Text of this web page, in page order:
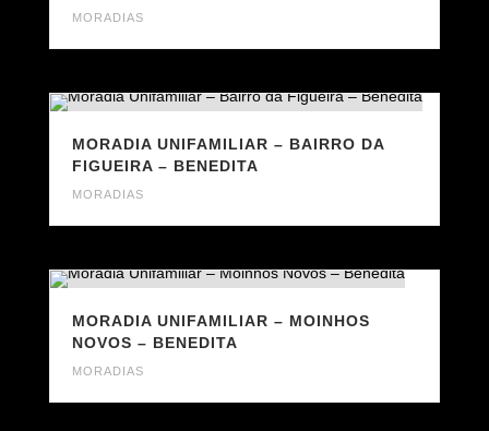
MORADIAS
MORADIA UNIFAMILIAR – BAIRRO DA
FIGUEIRA – BENEDITA
MORADIAS
MORADIA UNIFAMILIAR – MOINHOS
NOVOS – BENEDITA
MORADIAS